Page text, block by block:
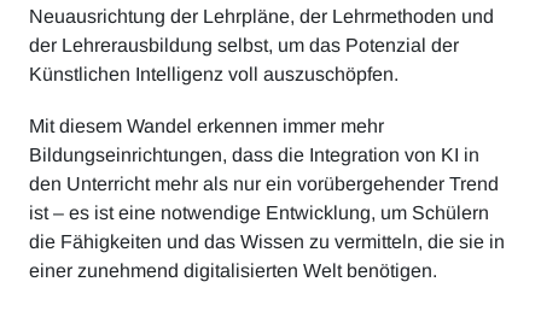
Neuausrichtung der Lehrpläne, der Lehrmethoden und
der Lehrerausbildung selbst, um das Potenzial der
Künstlichen Intelligenz voll auszuschöpfen.
Mit diesem Wandel erkennen immer mehr
Bildungseinrichtungen, dass die Integration von KI in
den Unterricht mehr als nur ein vorübergehender Trend
ist – es ist eine notwendige Entwicklung, um Schülern
die Fähigkeiten und das Wissen zu vermitteln, die sie in
einer zunehmend digitalisierten Welt benötigen.